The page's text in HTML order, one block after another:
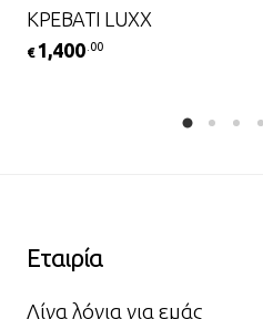
ΚΡΕΒΑΤΙ LUXX
€ 1,400 .00
Εταιρία
Λίγα λόγια για εμάς